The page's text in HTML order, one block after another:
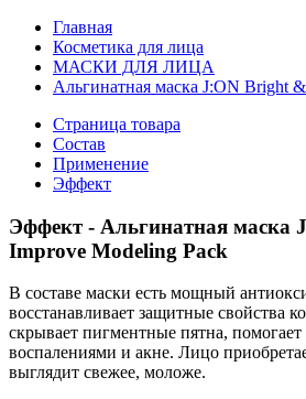
Главная
Косметика для лица
МАСКИ ДЛЯ ЛИЦА
Альгинатная маска J:ON Bright
Страница товара
Состав
Применение
Эффект
Эффект - Альгинатная маска
Improve Modeling Pack
В составе маски есть мощный
восстанавливает защитные свойства
скрывает пигментные пятна, помогает
воспалениями и акне. Лицо
выглядит свежее, моложе.